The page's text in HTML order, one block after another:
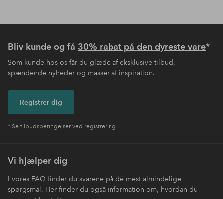
Bliv kunde og få 30% rabat på den dyreste vare*
Som kunde hos os får du glæde af eksklusive tilbud,
spændende nyheder og masser af inspiration.
Registrer dig
* Se tilbudsbetingelser ved registrering
Vi hjælper dig
I vores FAQ finder du svarene på de mest almindelige
spørgsmål. Her finder du også information om, hvordan du